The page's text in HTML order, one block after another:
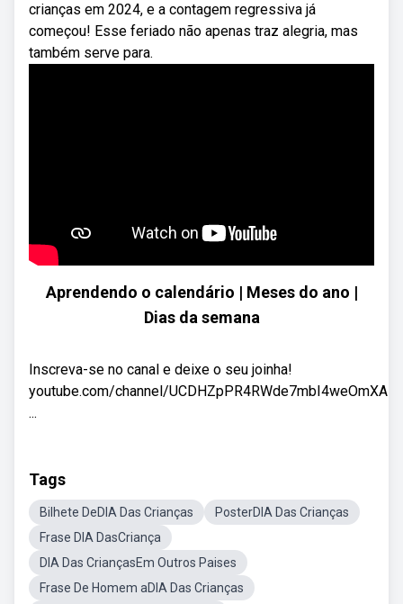
crianças em 2024, e a contagem regressiva já
começou! Esse feriado não apenas traz alegria, mas
também serve para.
Aprendendo o calendário | Meses do ano |
Dias da semana
Inscreva-se no canal e deixe o seu joinha!
youtube.com/channel/UCDHZpPR4RWde7mbI4weOmXA
...
Tags
Bilhete DeDIA Das Crianças
PosterDIA Das Crianças
Frase DIA DasCriança
DIA Das CriançasEm Outros Paises
Frase De Homem aDIA Das Crianças